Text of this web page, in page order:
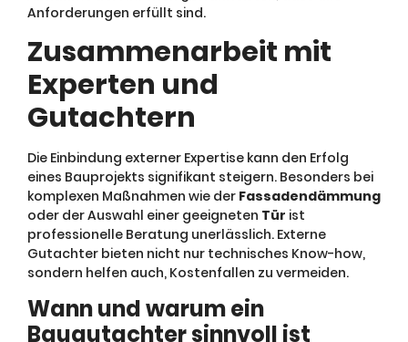
Anforderungen erfüllt sind.
Zusammenarbeit mit
Experten und
Gutachtern
Die Einbindung externer Expertise kann den Erfolg
eines Bauprojekts signifikant steigern. Besonders bei
komplexen Maßnahmen wie der Fassadendämmung
oder der Auswahl einer geeigneten Tür ist
professionelle Beratung unerlässlich. Externe
Gutachter bieten nicht nur technisches Know-how,
sondern helfen auch, Kostenfallen zu vermeiden.
Wann und warum ein
Baugutachter sinnvoll ist